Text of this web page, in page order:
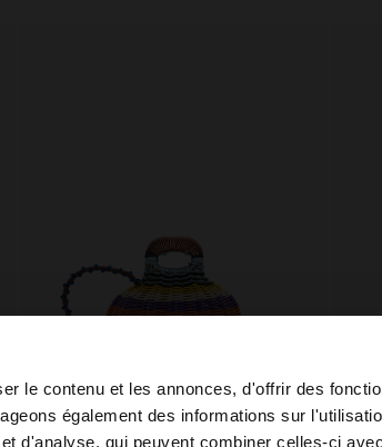
le contenu et les annonces, d'offrir des
également des informations sur
d'analyse, qui peuvent combiner celles-ci